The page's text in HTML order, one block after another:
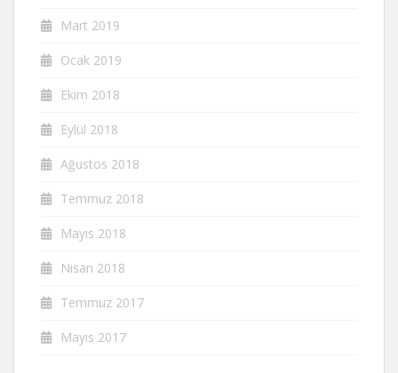
Mart 2019
Ocak 2019
Ekim 2018
Eylül 2018
Ağustos 2018
Temmuz 2018
Mayıs 2018
Nisan 2018
Temmuz 2017
Mayıs 2017